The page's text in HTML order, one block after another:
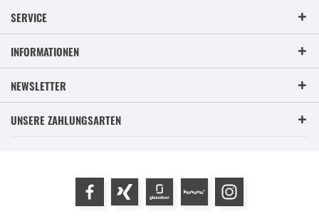
SERVICE
INFORMATIONEN
NEWSLETTER
UNSERE ZAHLUNGSARTEN